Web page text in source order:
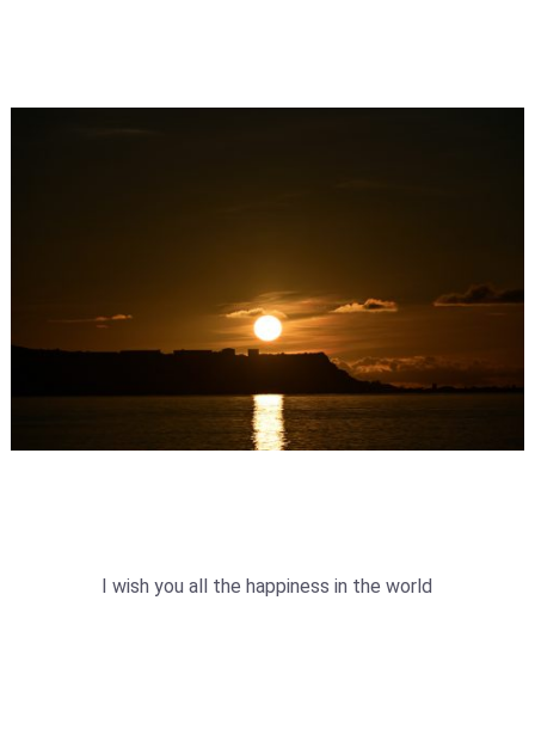
I wish you all the happiness in the world